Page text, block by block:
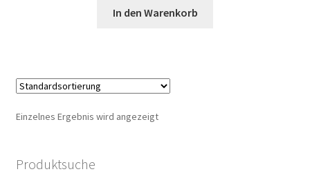
Unser Shop edler Düfte
Unsere Versandarten
In den Warenkorb
Einzelnes Ergebnis wird angezeigt
Produktsuche